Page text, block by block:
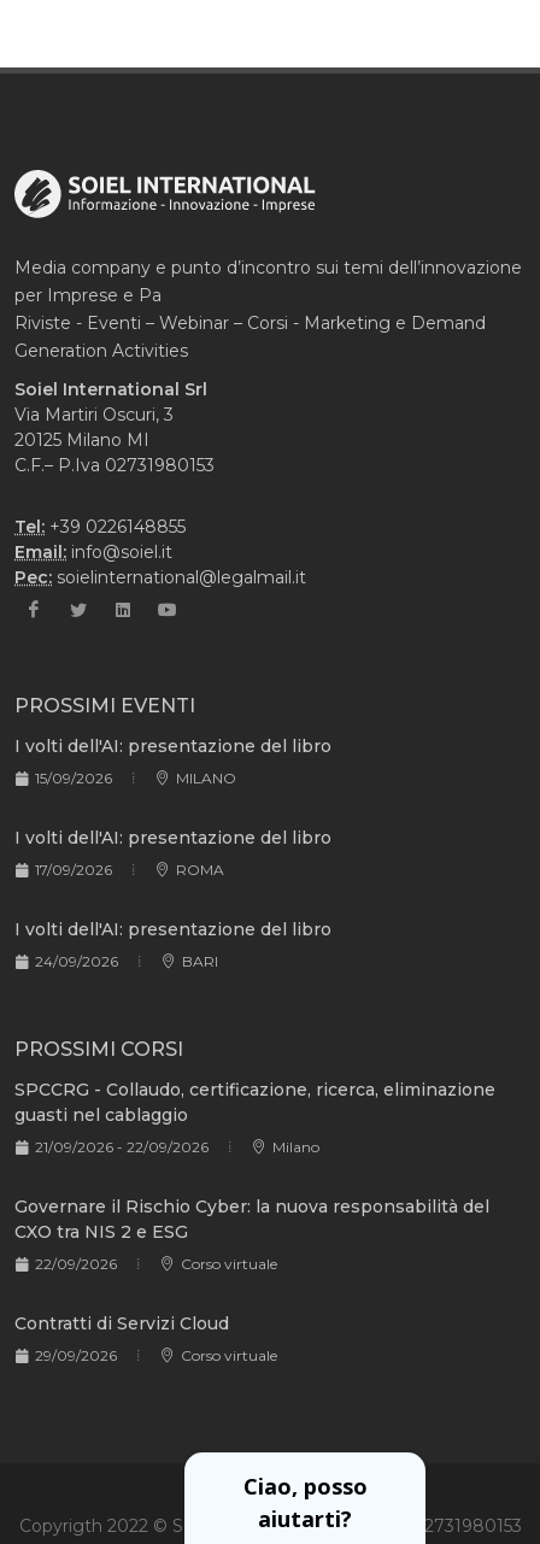
Media company e punto d’incontro sui temi dell’innovazione
per Imprese e Pa
Riviste - Eventi – Webinar – Corsi - Marketing e Demand
Generation Activities
Soiel International Srl
Via Martiri Oscuri, 3
20125 Milano MI
C.F.– P.Iva 02731980153
Tel: +39 0226148855
Email: info@soiel.it
Pec: soielinternational@legalmail.it
PROSSIMI EVENTI
I volti dell'AI: presentazione del libro
15/09/2026 MILANO
I volti dell'AI: presentazione del libro
17/09/2026 ROMA
I volti dell'AI: presentazione del libro
24/09/2026 BARI
PROSSIMI CORSI
SPCCRG - Collaudo, certificazione, ricerca, eliminazione
guasti nel cablaggio
21/09/2026 - 22/09/2026 Milano
Governare il Rischio Cyber: la nuova responsabilità del
CXO tra NIS 2 e ESG
22/09/2026 Corso virtuale
Contratti di Servizi Cloud
29/09/2026 Corso virtuale
Copyrigth 2022 © Soiel International Srl - P.Iva 02731980153
Ciao, posso
aiutarti?